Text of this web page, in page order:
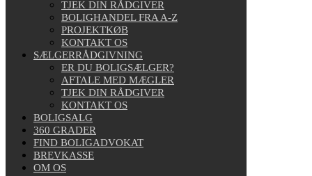
TJEK DIN RÅDGIVER
BOLIGHANDEL FRA A-Z
PROJEKTKØB
KONTAKT OS
SÆLGERRÅDGIVNING
ER DU BOLIGSÆLGER?
AFTALE MED MÆGLER
TJEK DIN RÅDGIVER
KONTAKT OS
BOLIGSALG
360 GRADER
FIND BOLIGADVOKAT
BREVKASSE
OM OS